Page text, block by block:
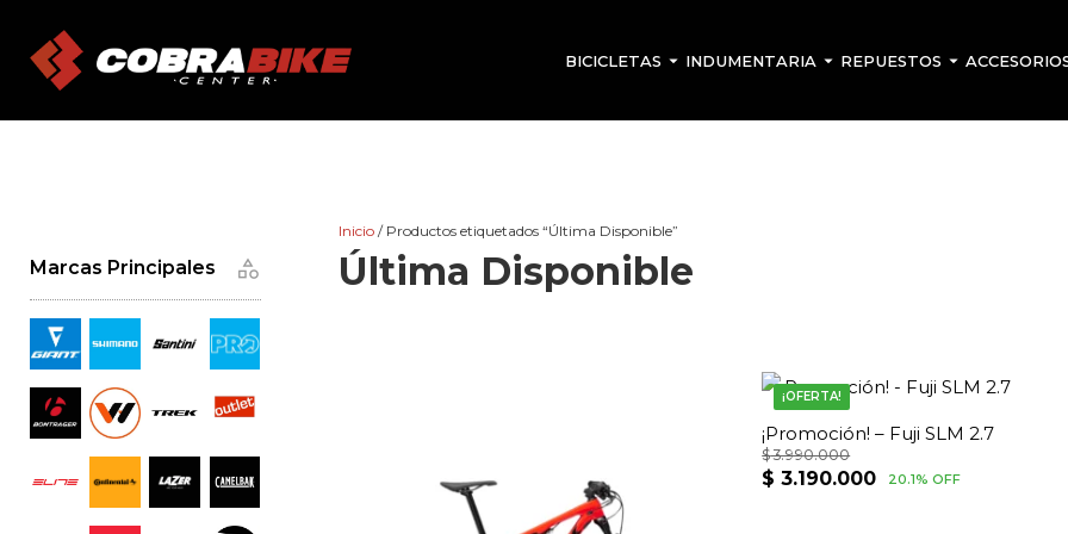
content
BICICLETAS INDUMENTARIA REPUESTOS
Inicio/ Productos etiquetados “Última Disponible”
Última Disponible
¡OFERTA!
¡Promoción! – Fuji SLM 2.7
$3.990.000
El
$ 3.190.000 El
20.1% OFF
Marcas Principales